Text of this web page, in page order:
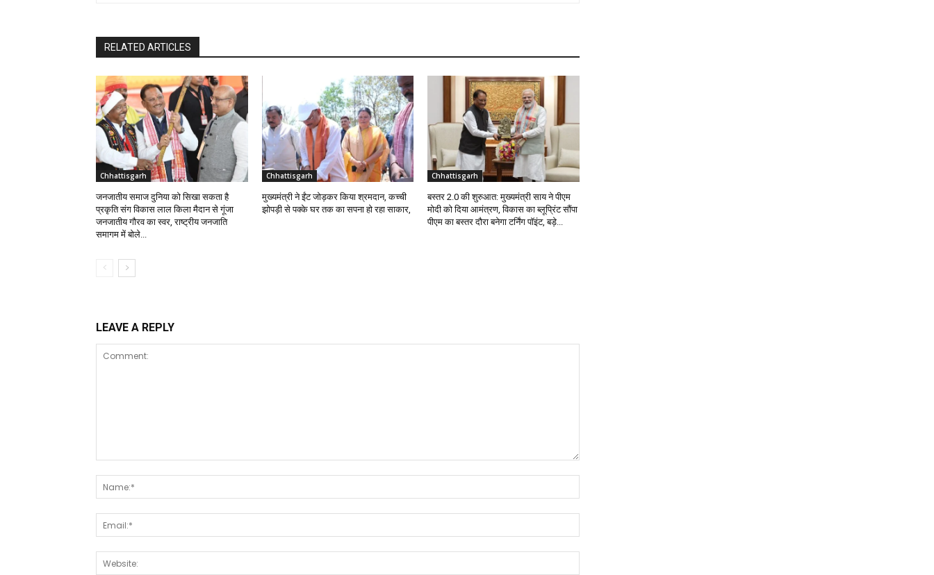
RELATED ARTICLES
Chhattisgarh
जनजातीय समाज दुनिया को सिखा सकता है
प्रकृति संग विकास लाल किला मैदान से गूंजा
जनजातीय गौरव का स्वर, राष्ट्रीय जनजाति
समागम में बोले...
Chhattisgarh
मुख्यमंत्री ने ईंट जोड़कर किया श्रमदान, कच्ची
झोपड़ी से पक्के घर तक का सपना हो रहा साकार,
Chhattisgarh
बस्तर 2.0 की शुरुआत: मुख्यमंत्री साय ने पीएम
मोदी को दिया आमंत्रण, विकास का ब्लूप्रिंट सौंपा
पीएम का बस्तर दौरा बनेगा टर्निंग पॉइंट, बड़े...
LEAVE A REPLY